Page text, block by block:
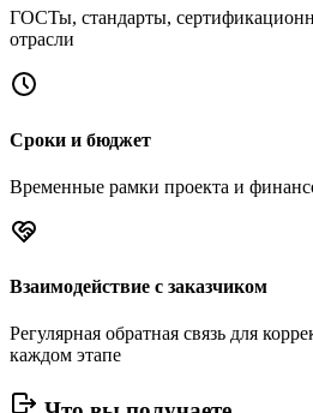
ГОСТы, стандарты,
отрасли
Сроки и бюджет
Временные рамки проекта и
Взаимодействие с заказчиком
Регулярная обратная связь для
каждом этапе